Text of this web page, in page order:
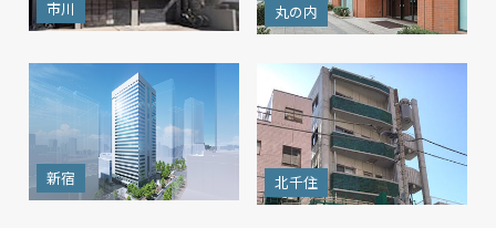
市川 丸の内
新宿 北千住